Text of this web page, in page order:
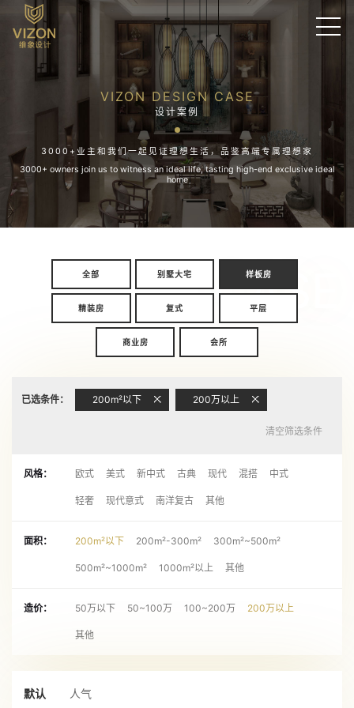
VIZON DESIGN CASE
设计案例
3000+业主和我们一起见证理想生活，品鉴高端专属理想家
3000+ owners join us to witness an ideal life, tasting high-end exclusive ideal
home
CASE
全部 别墅大宅 样板房
精装房 复式 平层
商业房 会所
已选条件： 200m²以下 200万以上
清空筛选条件
风格： 欧式 美式 新中式 古典 现代 混搭 中式
轻奢 现代意式 南洋复古 其他
面积： 200m²以下 200m²-300m² 300m²~500m²
500m²~1000m² 1000m²以上 其他
造价： 50万以下 50~100万 100~200万 200万以上
其他
默认 人气